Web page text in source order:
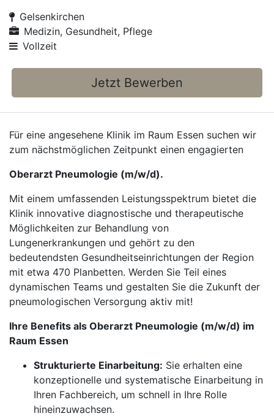
Gelsenkirchen
Medizin, Gesundheit, Pflege
Vollzeit
Jetzt Bewerben
Für eine angesehene Klinik im Raum Essen suchen wir
zum nächstmöglichen Zeitpunkt einen engagierten
Oberarzt Pneumologie (m/w/d).
Mit einem umfassenden Leistungsspektrum bietet die
Klinik innovative diagnostische und therapeutische
Möglichkeiten zur Behandlung von
Lungenerkrankungen und gehört zu den
bedeutendsten Gesundheitseinrichtungen der Region
mit etwa 470 Planbetten. Werden Sie Teil eines
dynamischen Teams und gestalten Sie die Zukunft der
pneumologischen Versorgung aktiv mit!
Ihre Benefits als Oberarzt Pneumologie (m/w/d) im
Raum Essen
Strukturierte Einarbeitung: Sie erhalten eine
konzeptionelle und systematische Einarbeitung in
Ihren Fachbereich, um schnell in Ihre Rolle
hineinzuwachsen.